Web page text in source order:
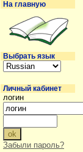
На главную
Выбрать язык
Личный кабинет
логин
Забыли пароль?